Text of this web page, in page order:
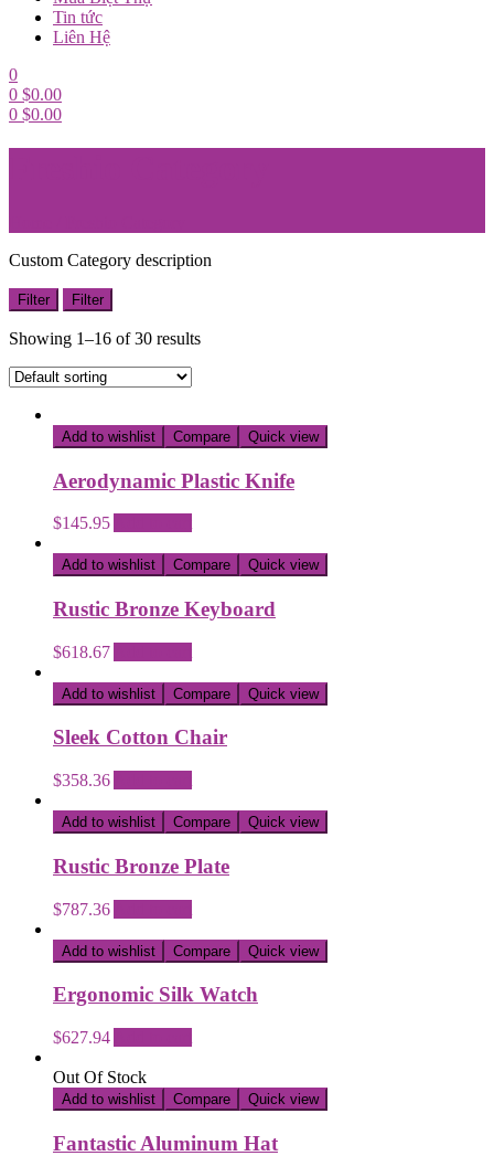
Tin tức
Liên Hệ
0
0 $0.00
0 $0.00
Custom Category description
Filter Filter
Showing 1–16 of 30 results
Add to wishlist Compare Quick view
Aerodynamic Plastic Knife
$145.95
Add to wishlist Compare Quick view
Rustic Bronze Keyboard
$618.67
Add to wishlist Compare Quick view
Sleek Cotton Chair
$358.36
Add to wishlist Compare Quick view
Rustic Bronze Plate
$787.36
Add to wishlist Compare Quick view
Ergonomic Silk Watch
$627.94
Out Of Stock
Add to wishlist Compare Quick view
Fantastic Aluminum Hat